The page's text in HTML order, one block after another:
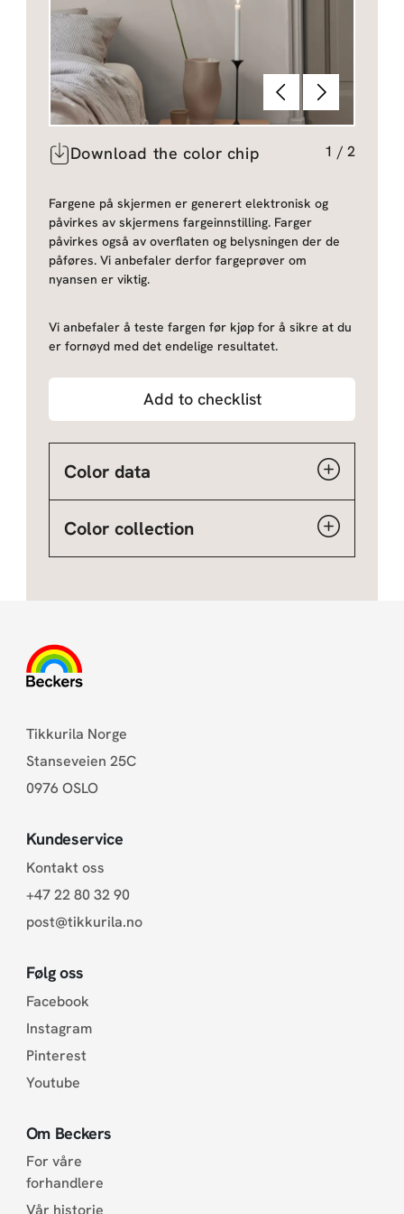
TilbakeNeste
Download the color chip 1 / 2
Fargene på skjermen er generert elektronisk og
påvirkes av skjermens fargeinnstilling. Farger
påvirkes også av overflaten og belysningen der de
påføres. Vi anbefaler derfor fargeprøver om
nyansen er viktig.
Vi anbefaler å teste fargen før kjøp for å sikre at du
er fornøyd med det endelige resultatet.
Add to checklist
Color data
Color collection
Tikkurila Norge
Stanseveien 25C
0976 OSLO
Kundeservice
Kontakt oss
+47 22 80 32 90
post@tikkurila.no
Følg oss
Facebook
Instagram
Pinterest
Youtube
Om Beckers
For våre
forhandlere
Vår historie